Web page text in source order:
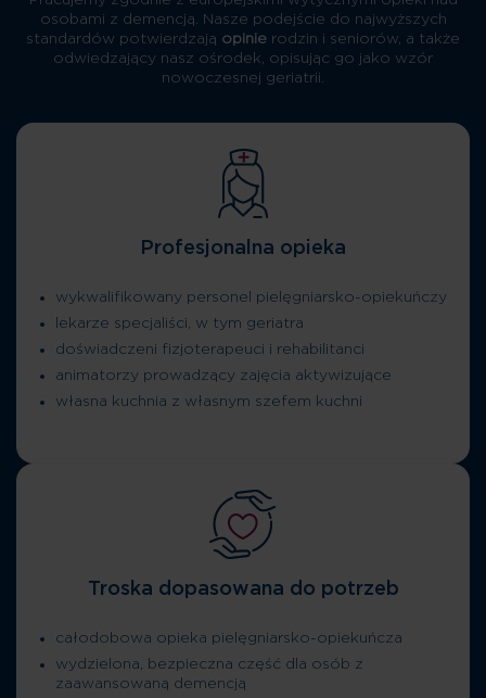
osobami z demencją. Nasze podejście do najwyższych
standardów potwierdzają opinie rodzin i seniorów, a także
odwiedzający nasz ośrodek, opisując go jako wzór
nowoczesnej geriatrii.
Profesjonalna opieka
wykwalifikowany personel pielęgniarsko-opiekuńczy
lekarze specjaliści, w tym geriatra
doświadczeni fizjoterapeuci i rehabilitanci
animatorzy prowadzący zajęcia aktywizujące
własna kuchnia z własnym szefem kuchni
Troska dopasowana do potrzeb
całodobowa opieka pielęgniarsko-opiekuńcza
wydzielona, bezpieczna część dla osób z
zaawansowaną demencją